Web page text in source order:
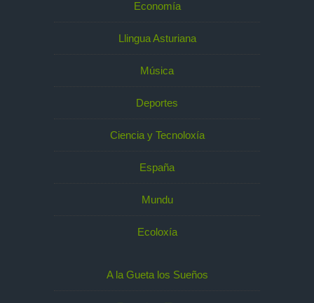
Economía
Llingua Asturiana
Música
Deportes
Ciencia y Tecnoloxía
España
Mundu
Ecoloxía
A la Gueta los Sueños